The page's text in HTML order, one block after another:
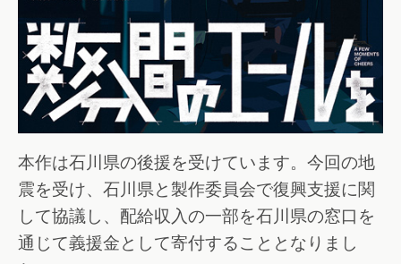
本作は石川県の後援を受けています。今回の地
震を受け、石川県と製作委員会で復興支援に関
して協議し、配給収入の一部を石川県の窓口を
通じて義援金として寄付することとなりまし